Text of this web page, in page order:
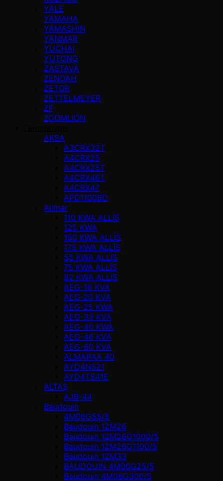
YALE
YAMAHA
YAMASHIN
YANMAR
YUCHAI
YUTONG
ZASTAVA
ZENOAH
ZETOR
ZETTELMEYER
ZF
ZOOMLION
AKSA
A3CRX32T
A4CRX25
A4CRX25T
A4CRX46T
A4CRX47
APD1100BD
Alimar
110 KWA ALLİS
125 KWA
150 KWA ALLİS
175 KWA ALLİS
55 KWA ALLİS
75 KWA ALLİS
82 KWA ALLİS
AEG-16 KVA
AEG-20 KVA
AEG-25 KWA
AEG-33 KVA
AEG-40 KWA
AEG-46 KVA
AEG-60 KVA
ALMARAA 40
AYD4NS21
AYD4TS41E
ALTAŞ
AJB-44
Baudouin
4M06G55/5
Baudouin 12M26
Baudouin 12M26G1000/5
Baudouin 12M26G1100/5
Baudouin 12M33
BAUDOUIN 4M06G25/5
Baudouin 4M06G300/S